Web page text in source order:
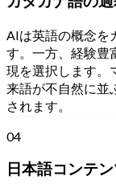
AIは英語の概念を
す。一方、経験豊
現を選択します。
来語が不自然に並
されます。
04
日本語コンテ